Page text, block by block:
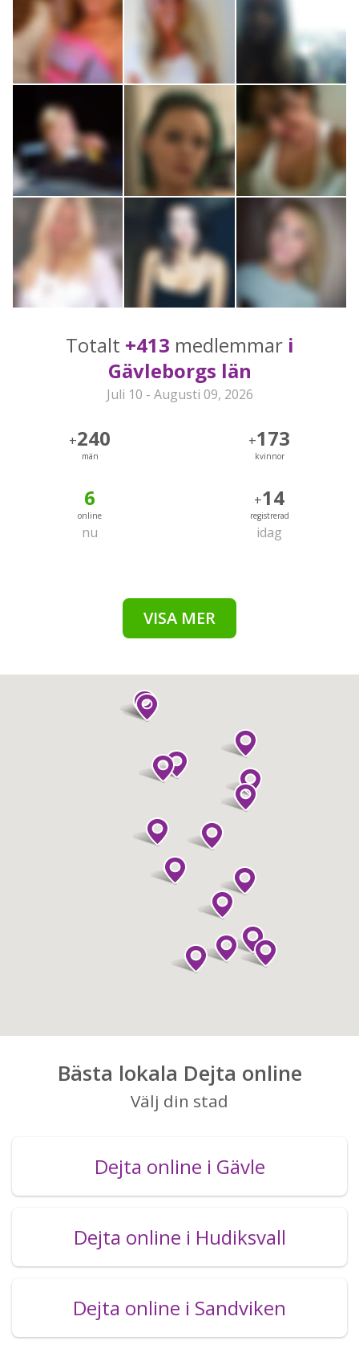
Totalt +413 medlemmar i
Gävleborgs län
Juli 10 - Augusti 09, 2026
+240
män
+173
kvinnor
6
online
nu
+14
registrerad
idag
VISA MER
Bästa lokala Dejta online
Välj din stad
Dejta online i Gävle
Dejta online i Hudiksvall
Dejta online i Sandviken